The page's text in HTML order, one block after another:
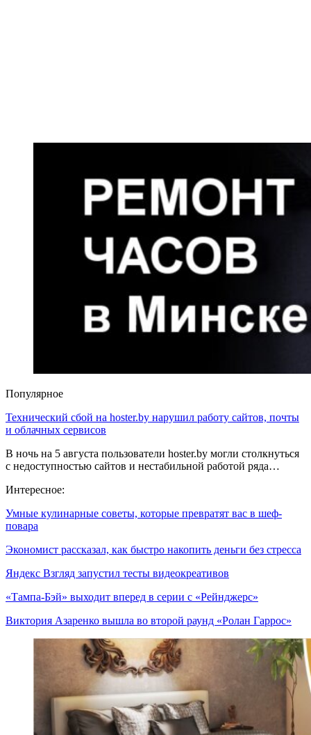
Популярное
Технический сбой на hoster.by нарушил работу сайтов, почты
и облачных сервисов
В ночь на 5 августа пользователи hoster.by могли столкнуться
с недоступностью сайтов и нестабильной работой ряда…
Интересное:
Умные кулинарные советы, которые превратят вас в шеф-
повара
Экономист рассказал, как быстро накопить деньги без стресса
Яндекс Взгляд запустил тесты видеокреативов
«Тампа-Бэй» выходит вперед в серии с «Рейнджерс»
Виктория Азаренко вышла во второй раунд «Ролан Гаррос»